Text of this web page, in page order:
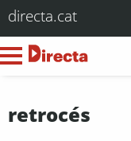
directa.cat
retrocés